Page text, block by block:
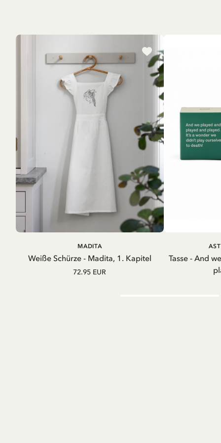
IN DEN WARENKORB
Weiße Schürze - Madita, 1. Kapitel
MADITA
72.95 EUR
IN
Tasse - And